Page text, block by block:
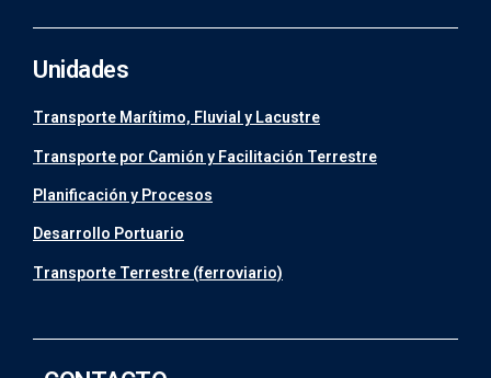
Unidades
Transporte Marítimo, Fluvial y Lacustre
Transporte por Camión y Facilitación Terrestre
Planificación y Procesos
Desarrollo Portuario
Transporte Terrestre (ferroviario)